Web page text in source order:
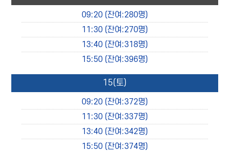
09:20 (잔여:280명)
11:30 (잔여:270명)
13:40 (잔여:318명)
15:50 (잔여:396명)
15(토)
09:20 (잔여:372명)
11:30 (잔여:337명)
13:40 (잔여:342명)
15:50 (잔여:374명)